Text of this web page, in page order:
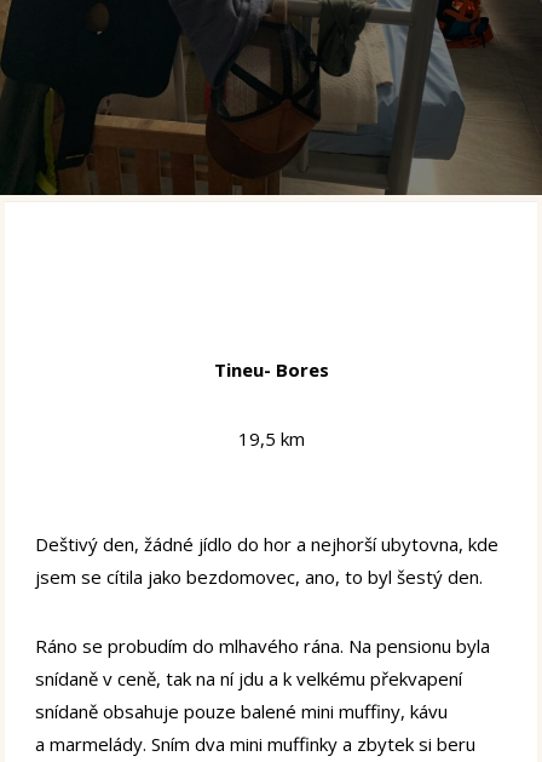
Tineu- Bores
19,5 km
Deštivý den, žádné jídlo do hor a nejhorší ubytovna, kde
jsem se cítila jako bezdomovec, ano, to byl šestý den.
Ráno se probudím do mlhavého rána. Na pensionu byla
snídaně v ceně, tak na ní jdu a k velkému překvapení
snídaně obsahuje pouze balené mini muffiny, kávu
a marmelády. Sním dva mini muffinky a zbytek si beru